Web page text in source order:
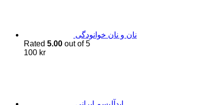
نان و نان خوانودگی
Rated 5.00 out of 5
100 kr